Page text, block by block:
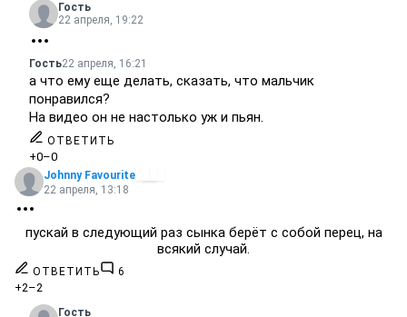
Гость
22 апреля, 19:22
Гость22 апреля, 16:21
а что ему еще делать, сказать, что мальчик
понравился?
На видео он не настолько уж и пьян.
ОТВЕТИТЬ
+0–0
Johnny Favourite
22 апреля, 13:18
пускай в следующий раз сынка берёт с собой перец, на
всякий случай.
ОТВЕТИТЬ 6
+2–2
Гость